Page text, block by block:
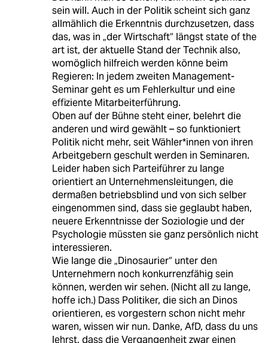
sein will. Auch in der Politik scheint sich ganz
allmählich die Erkenntnis durchzusetzen, dass
das, was in „der Wirtschaft“ längst state of the
art ist, der aktuelle Stand der Technik also,
womöglich hilfreich werden könne beim
Regieren: In jedem zweiten Management-
Seminar geht es um Fehlerkultur und eine
effiziente Mitarbeiterführung.
Oben auf der Bühne steht einer, belehrt die
anderen und wird gewählt – so funktioniert
Politik nicht mehr, seit Wähler*innen von ihren
Arbeitgebern geschult werden in Seminaren.
Leider haben sich Parteiführer zu lange
orientiert an Unternehmensleitungen, die
dermaßen betriebsblind und von sich selber
eingenommen sind, dass sie geglaubt haben,
neuere Erkenntnisse der Soziologie und der
Psychologie müssten sie ganz persönlich nicht
interessieren.
Wie lange die „Dinosaurier“ unter den
Unternehmern noch konkurrenzfähig sein
können, werden wir sehen. (Nicht all zu lange,
hoffe ich.) Dass Politiker, die sich an Dinos
orientieren, es vorgestern schon nicht mehr
waren, wissen wir nun. Danke, AfD, dass du uns
lehrst, dass die Vergangenheit zwar einen